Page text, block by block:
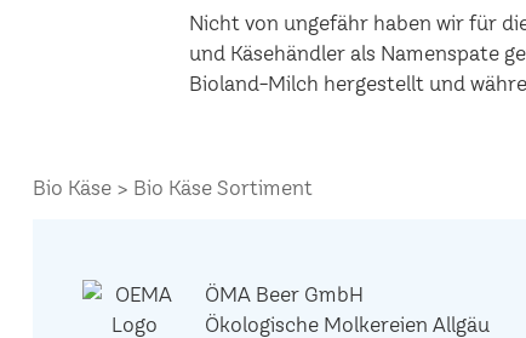
Nicht von ungefähr haben wir für
und Käsehändler als Namenspate
Bioland-Milch hergestellt und
Bio Käse Bio Käse Sortiment
ÖMA Beer GmbH
Ökologische Molkereien Allgäu